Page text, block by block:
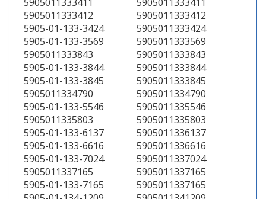
5905011333412
5905011333412
5905-01-133-3424
5905011333424
5905-01-133-3569
5905011333569
5905011333843
5905011333843
5905-01-133-3844
5905011333844
5905-01-133-3845
5905011333845
5905011334790
5905011334790
5905-01-133-5546
5905011335546
5905011335803
5905011335803
5905-01-133-6137
5905011336137
5905-01-133-6616
5905011336616
5905-01-133-7024
5905011337024
5905011337165
5905011337165
5905-01-133-7165
5905011337165